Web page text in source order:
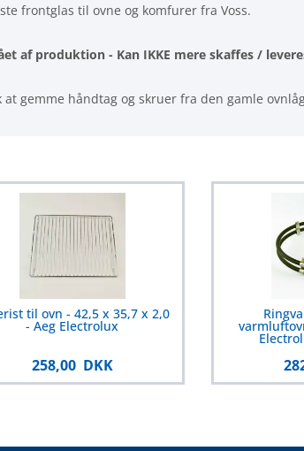
frontglas til ovne og komfurer fra Voss.
af produktion - Kan IKKE mere skaffes /
at gemme håndtag og skruer fra den gamle
til ovn - 42,5 x 35,7 x 2,0
- Aeg Electrolux
258,00 DKK